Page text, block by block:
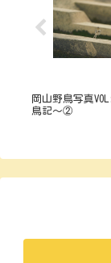
岡山野鳥写真
鳥記～②